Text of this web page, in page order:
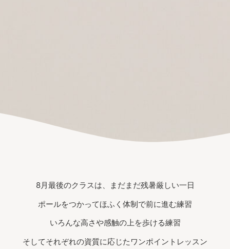
8月最後のクラスは、まだまだ残暑厳しい一日
ポールをつかってほふく体制で前に進む練習
いろんな高さや感触の上を歩ける練習
そしてそれぞれの資質に応じたワンポイントレッスン